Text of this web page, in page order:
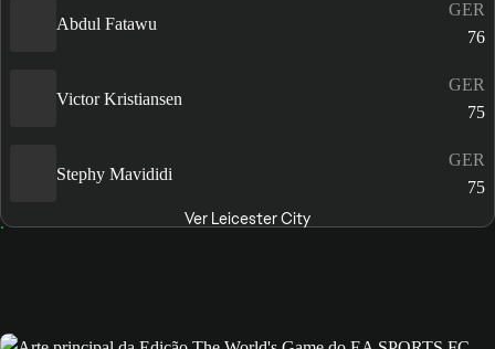
Abdul Fatawu
GER
76
Victor Kristiansen
GER
75
Stephy Mavididi
GER
75
Ver Leicester City